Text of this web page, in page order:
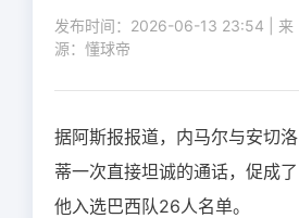
发布时间：2026-06-13 23:54 | 来
源：懂球帝
据阿斯报报道，内马尔与安切洛
蒂一次直接坦诚的通话，促成了
他入选巴西队26人名单。